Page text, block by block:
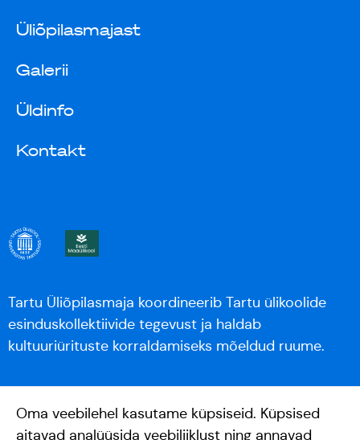
Üliõpilasmajast
Galerii
Üldinfo
Kontakt
Tartu Üliõpilasmaja koordineerib Tartu ülikoolide
esinduskollektiivide tegevust ja haldab
kultuuriürituste korraldamiseks mõeldud ruume.
Oma veebilehel kasutame küpsiseid. Küpsised
aitavad analüüsida veebiliiklust ning annavad